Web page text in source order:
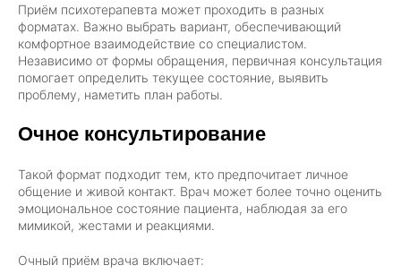
Приём психотерапевта может проходить в разных
форматах. Важно выбрать вариант, обеспечивающий
комфортное взаимодействие со специалистом.
Независимо от формы обращения, первичная консультация
помогает определить текущее состояние, выявить
проблему, наметить план работы.
Очное консультирование
Такой формат подходит тем, кто предпочитает личное
общение и живой контакт. Врач может более точно оценить
эмоциональное состояние пациента, наблюдая за его
мимикой, жестами и реакциями.
Очный приём врача включает: